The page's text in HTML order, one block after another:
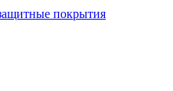
покрытия